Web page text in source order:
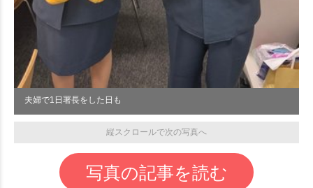
夫婦で1日署長をした日も
縦スクロールで次の写真へ
写真の記事を読む